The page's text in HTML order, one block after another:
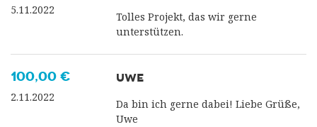
5.11.2022
Tolles Projekt, das wir gerne
unterstützen.
100,00 €
2.11.2022
UWE
Da bin ich gerne dabei! Liebe Grüße,
Uwe